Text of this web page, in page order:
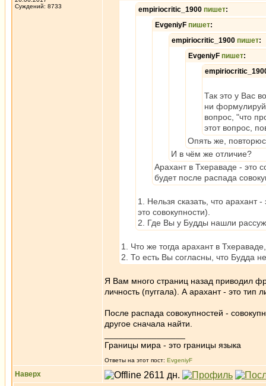
Суждений: 8733
empiriocritic_1900 пишет:
EvgeniyF пишет:
empiriocritic_1900 пишет:
EvgeniyF пишет:
Так это у Вас
ни
вопрос, "что
этот вопрос,
Опять же,
И в чём же отличие?
Арахант в Тхераваде - это
будет после распада
1. Нельзя сказать, что арахант
это совокупности).
2. Где Вы у Будды нашли
1. Что же тогда арахант в
2. То есть Вы согласны, что Будда
Я Вам много страниц назад приводил
личность (пуггала). А арахант - это тип
После распада совокупностей -
другое сначала найти.
Границы мира - это границы языка
Ответы на этот пост: EvgeniyF
Наверх